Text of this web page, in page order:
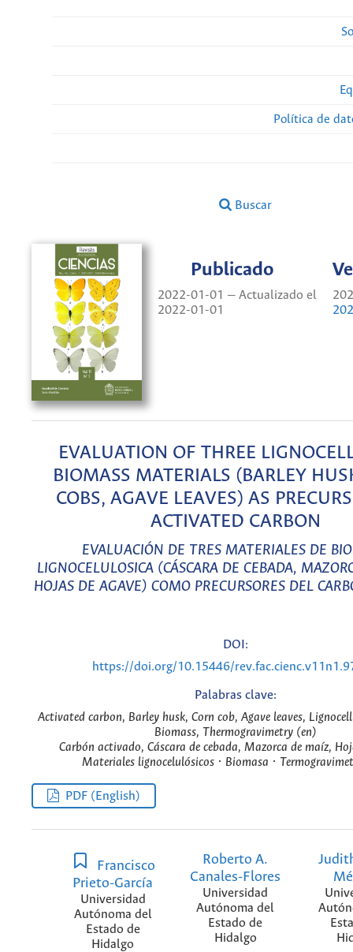
Política de
Buscar
Publicado
2022-01-01 — Actualizado el
2022-01-01
EVALUATION OF THREE
BIOMASS MATERIALS (BARLEY
COBS, AGAVE LEAVES) AS
ACTIVATED CARBON
EVALUACIÓN DE TRES MATERIALES DE
LIGNOCELULOSICA (CÁSCARA DE CEBADA,
HOJAS DE AGAVE) COMO PRECURSORES DEL
DOI:
https://doi.org/10.15446/
Palabras clave:
Activated carbon, Barley husk, Corn cob, Agave leaves,
Biomass, Thermogravimetry (en)
Carbón activado, Cáscara de cebada, Mazorca de maíz,
Materiales lignocelulósicos · Biomasa ·
PDF (English)
Francisco
Prieto-García
Universidad
Autónoma del
Estado de
Hidalgo
Roberto A.
Canales-Flores
Universidad
Autónoma del
Estado de
Hidalgo